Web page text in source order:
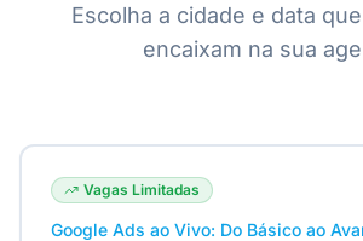
Escolha a cidade e data
encaixam na sua
Vagas Limitadas
Google Ads ao Vivo: Do Básico ao